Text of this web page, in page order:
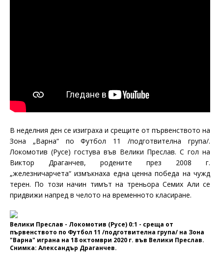
В неделния ден се изиграха и срещите от първенството на
Зона „Варна“ по Футбол 11 /подготвителна група/.
Локомотив (Русе) гостува във Велики Преслав. С гол на
Виктор Драганчев, родените през 2008 г.
„железничарчета“ измъкнаха една ценна победа на чужд
терен. По този начин тимът на треньора Семих Али се
придвижи напред в челото на временното класиране.
Велики Преслав - Локомотив (Русе) 0:1 - среща от
първенството по Футбол 11 /подготвителна група/ на Зона
"Варна" играна на 18 октомври 2020 г. във Велики Преслав.
Снимка: Александър Драганчев.